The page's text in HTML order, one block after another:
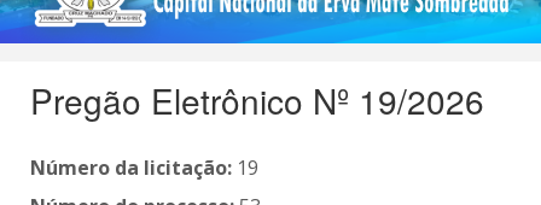
Pregão Eletrônico Nº 19/2026
Número da licitação: 19